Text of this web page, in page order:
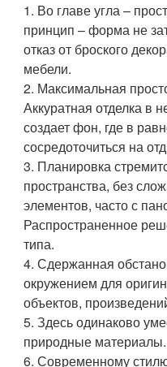
1. Во главе угла –
принцип – форма не
отказ от броского
мебели.
2. Максимальная
Аккуратная отделка в
создает фон, где в
сосредоточиться на
3. Планировка
пространства, без
элементов, часто с
Распространенное
типа.
4. Сдержанная
окружением для
объектов,
5. Здесь одинаково
природные материалы.
6. Современному